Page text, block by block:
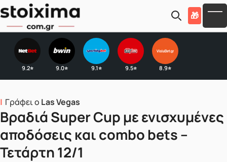
Skip to main content
🎁
9.2⭐ 9.0⭐ 9.1⭐ 9.5⭐ 8.9⭐
Γράφει ο Las Vegas
Βραδιά Super Cup με ενισχυμένες
αποδόσεις και combo bets –
Τετάρτη 12/1